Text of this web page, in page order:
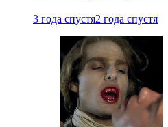
3 года спустя2 года спустя